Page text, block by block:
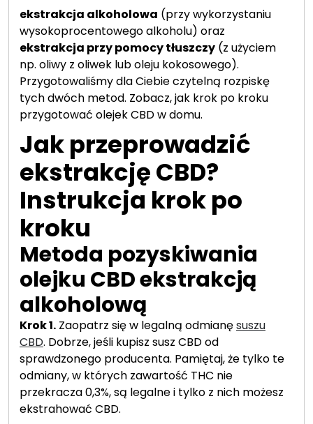
ekstrakcja alkoholowa (przy wykorzystaniu
wysokoprocentowego alkoholu) oraz
ekstrakcja przy pomocy tłuszczy (z użyciem
np. oliwy z oliwek lub oleju kokosowego).
Przygotowaliśmy dla Ciebie czytelną rozpiskę
tych dwóch metod. Zobacz, jak krok po kroku
przygotować olejek CBD w domu.
Jak przeprowadzić
ekstrakcję CBD?
Instrukcja krok po
kroku
Metoda pozyskiwania
olejku CBD ekstrakcją
alkoholową
Krok 1. Zaopatrz się w legalną odmianęsuszu
CBD. Dobrze, jeśli kupisz susz CBD od
sprawdzonego producenta. Pamiętaj, że tylko te
odmiany, w których zawartość THC nie
przekracza 0,3%, są legalne i tylko z nich możesz
ekstrahować CBD.